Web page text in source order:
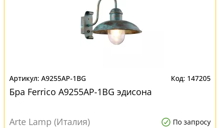
A9255AP-1BG 147205
Бра Ferrico A9255AP-1BG эдисона
Arte Lamp (Италия) По запросу